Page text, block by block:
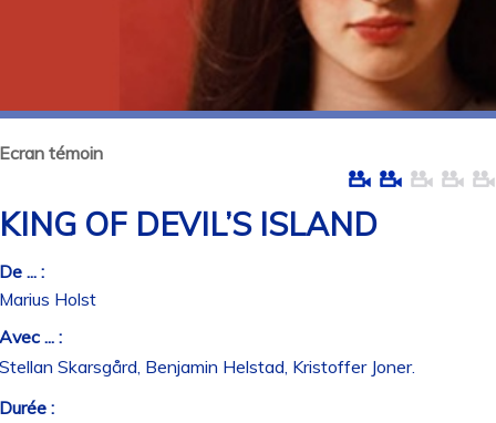
témoin
OF DEVIL’S ISLAND
... :
Holst
... :
Skarsgård, Benjamin Helstad, Kristoffer Joner.
: